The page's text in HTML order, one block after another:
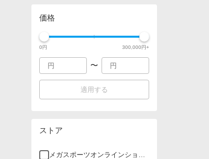
価格
0円 300,000円+
〜
適用する
ストア
メガスポーツオンラインショッ